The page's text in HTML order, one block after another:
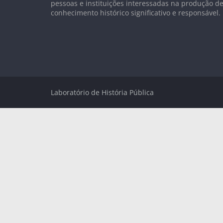
pessoas e instituições interessadas na produção
conhecimento histórico significativo e responsável.
Laboratório de História Pública